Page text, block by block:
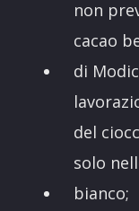
non
cacao
di
del
solo
bianco;